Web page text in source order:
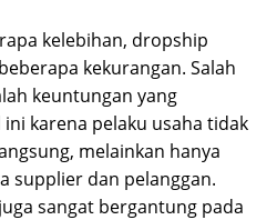
kelebihan, dropship
kekurangan. Salah
keuntungan yang
karena pelaku usaha tidak
melainkan hanya
supplier dan pelanggan.
sangat bergantung pada